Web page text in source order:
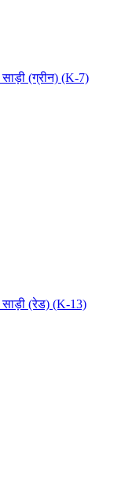
(ग्रीन) (K-7)
(रेड) (K-13)